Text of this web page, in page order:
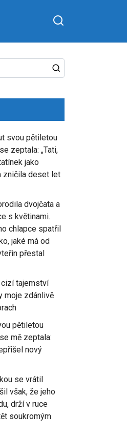
svou pětiletou
zeptala: „Tati,
jako
zničila deset let
dvojčata a
s květinami.
chlapce spatřil
jaké má od
přestal
tajemství
moje zdánlivě
pětiletou
mě zeptala:
nový
se vrátil
však, že jeho
drží v ruce
soukromým